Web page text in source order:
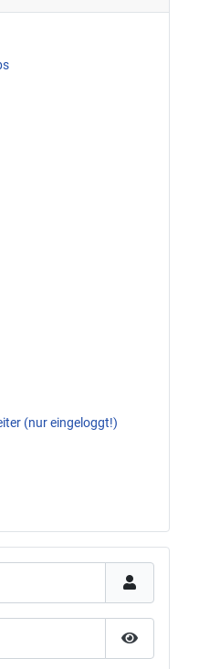
(nur eingeloggt!)
Passwort